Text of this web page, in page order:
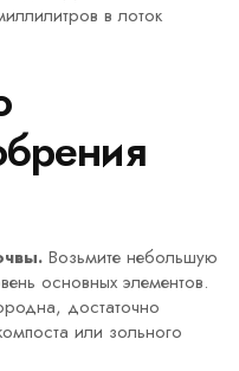
в лоток
Возьмите небольшую
основных элементов.
достаточно
или зольного